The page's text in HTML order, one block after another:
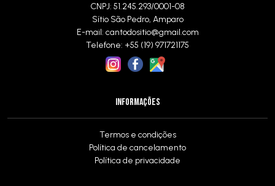
CNPJ: 51.245.293/0001-08
Sítio São Pedro, Amparo
E-mail: cantodositio@gmail.com
Telefone: +55 (19) 971721175
INFORMAÇÕES
Termos e condições
Política de cancelamento
Política de privacidade